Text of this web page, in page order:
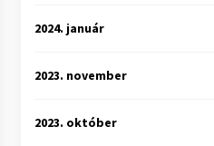
2024. január
2023. november
2023. október